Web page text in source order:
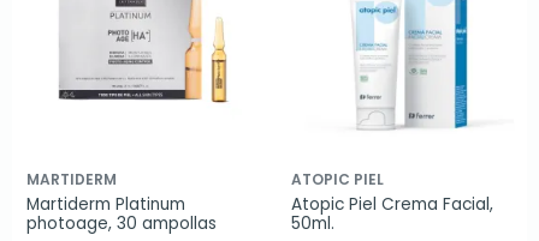
MARTIDERM
Martiderm Platinum
photoage, 30 ampollas
ATOPIC PIEL
Atopic Piel Crema Facial,
50ml.